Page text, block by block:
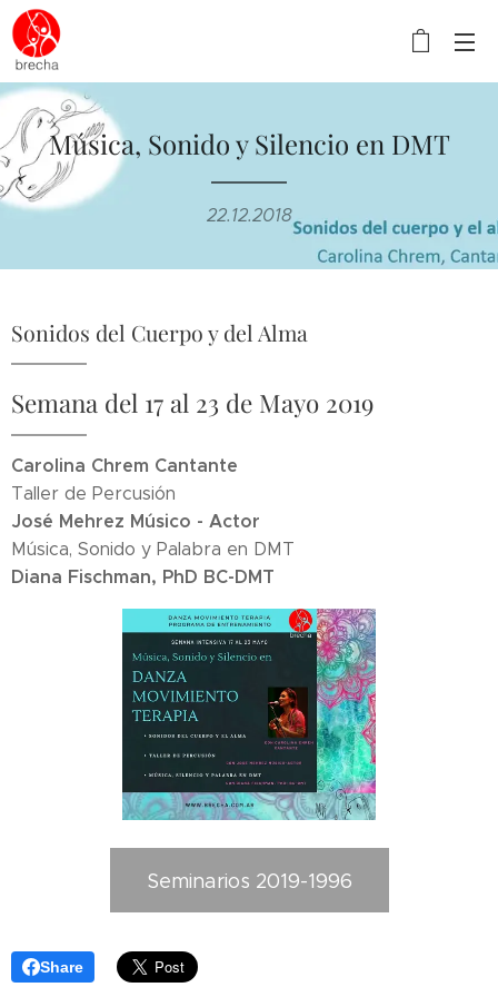
Música, Sonido y Silencio en DMT
22.12.2018
Sonidos del Cuerpo y del Alma
Semana del 17 al 23 de Mayo 2019
Carolina Chrem Cantante
Taller de Percusión
José Mehrez Músico - Actor
Música, Sonido y Palabra en DMT
Diana Fischman, PhD BC-DMT
Seminarios 2019-1996
Share